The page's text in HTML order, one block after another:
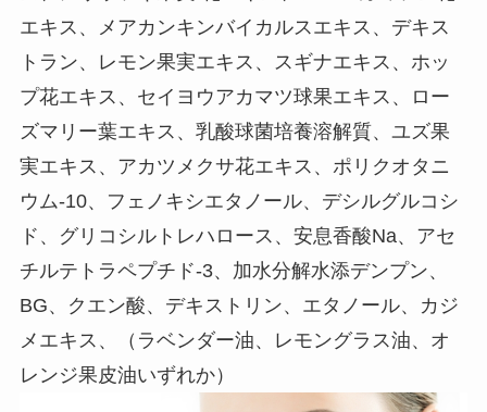
エキス、メアカンキンバイカルスエキス、デキス
トラン、レモン果実エキス、スギナエキス、ホッ
プ花エキス、セイヨウアカマツ球果エキス、ロー
ズマリー葉エキス、乳酸球菌培養溶解質、ユズ果
実エキス、アカツメクサ花エキス、ポリクオタニ
ウム-10、フェノキシエタノール、デシルグルコシ
ド、グリコシルトレハロース、安息香酸Na、アセ
チルテトラペプチド-3、加水分解水添デンプン、
BG、クエン酸、デキストリン、エタノール、カジ
メエキス、（ラベンダー油、レモングラス油、オ
レンジ果皮油いずれか）